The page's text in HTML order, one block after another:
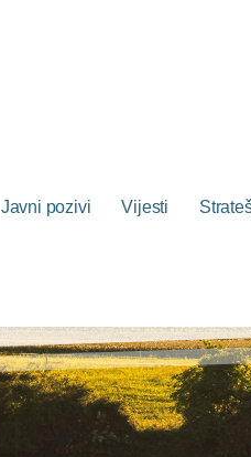
Javni pozivi Vijesti